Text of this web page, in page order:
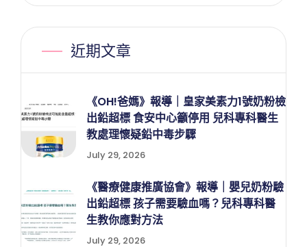
近期文章
《OH!爸媽》報導｜皇家美素力1號奶粉檢
出鉛超標 食安中心籲停用 兒科專科醫生
教處理懷疑鉛中毒步驟
July 29, 2026
《醫療健康推廣協會》報導｜嬰兒奶粉驗
出鉛超標 孩子需要驗血嗎？兒科專科醫
生教你應對方法
July 29, 2026